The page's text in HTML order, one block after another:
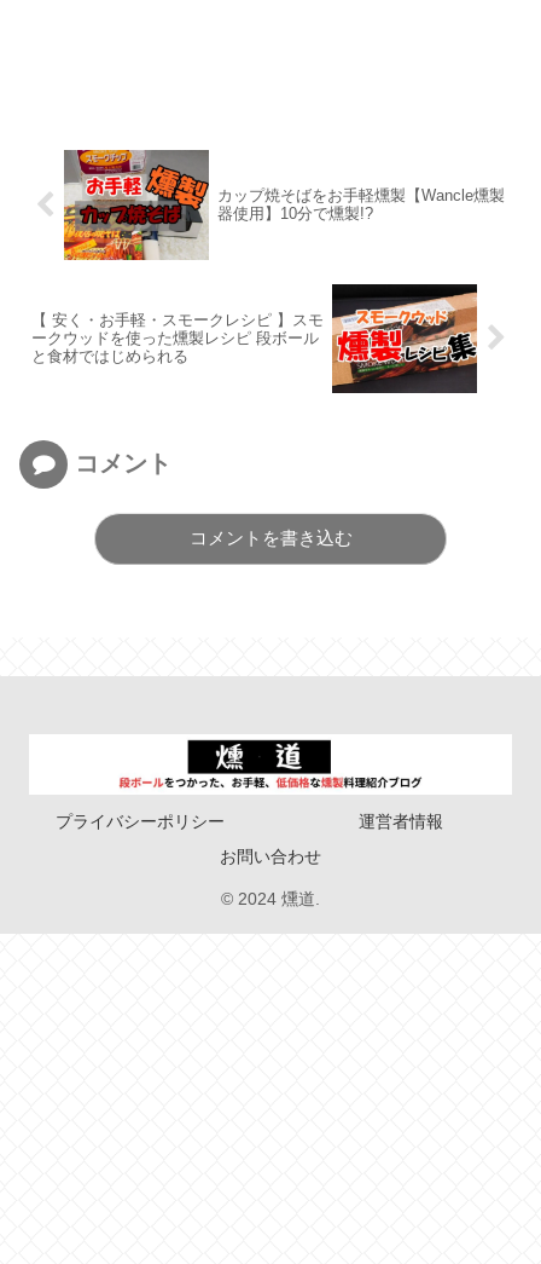
カップ焼そばをお手軽燻製【Wancle燻製
器使用】10分で燻製!?
【 安く・お手軽・スモークレシピ 】スモ
ークウッドを使った燻製レシピ 段ボール
と食材ではじめられる
コメント
コメントを書き込む
プライバシーポリシー
運営者情報
お問い合わせ
© 2024 燻道.